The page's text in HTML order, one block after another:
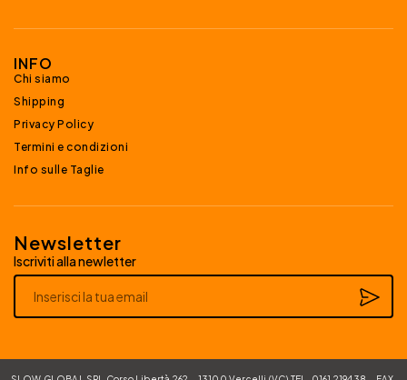
INFO
Chi siamo
Shipping
Privacy Policy
Termini e condizioni
Info sulle Taglie
Newsletter
Iscriviti alla newletter